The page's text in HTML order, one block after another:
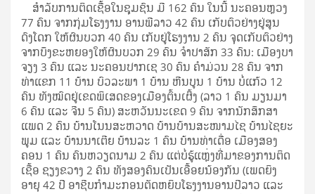
ສຳລັບການຕິດເຊື້ອໃນຊຸມຊົນ ມີ 162 ຄົນ ໃນນີ້ ນະຄອນຫຼວງ
77 ຄົນ ຈາກກຸ່ມໂຮງງານ ອານພີລາວ 42 ຄົນ ເກັບຕົວຢ່າງຢູ່ສູນ
ດົງໂດກ ໃຫ້ຜົນບວກ 40 ຄົນ ເກັບຢູ່ໂຮງງານ 2 ຄົນ ຈຸດເກັບຕົວຢ່າງ
ຈາກບຶງຂະຫຍອງໃຫ້ຜົນບວກ 29 ຄົນ ຈໍາປາສັກ 33 ຄົນ: ເມືອງບາ
ຈຽງ 3 ຄົນ ແລະ ນະຄອນປາກເຊ 30 ຄົນ ຄຳມ່ວນ 28 ຄົນ ຈາກ
ທ່າແຂກ 11 ບ້ານ ບົວລະພາ 1 ບ້ານ ຫີນບູນ 1 ບ້ານ ບໍ່ແກ້ວ 12
ຄົນ ທັງໝົດຢູ່ເຂດພິເສດຂອງເມືອງຕົ້ນເຜິິ້ງ (ລາວ 1 ຄົນ ມຽນມາ
6 ຄົນ ແລະ ຈີນ 5 ຄົນ) ສະຫວັນນະເຂດ 9 ຄົນ ຈາກນັກສຶກສາ
ແພດ 2 ຄົນ ບ້ານໂນນສະຫວາດ ບ້ານບ້ານສະໜາມໄຊ ບ້ານໄຊຍະ
ພູມ ແລະ ບ້ານນາເຕີຍ ບ້ານລະ 1 ຄົນ ບ້ານທ່າເດື່ອ ເມືອງສອງ
ຄອນ 1 ຄົນ ຄົນຫວຽດນາມ 2 ຄົນ ແຕ່ບໍ່ຮູ້ແຫຼ່ງທີ່ມາຂອງການຕິດ
ເຊື້ອ ຊຽງຂວາງ 2 ຄົນ ທັງສອງຄົນເປັນເອື້ອຍນ້ອງກັນ (ເພດຍິງ
ອາຍຸ 42 ປີ ອາຊີບກໍາມະກອນຕັດຫຍິບໂຮງງານອານປີລາວ ແລະ